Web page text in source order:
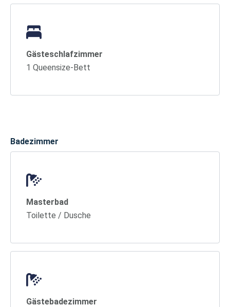
Gästeschlafzimmer
1 Queensize-Bett
Badezimmer
Masterbad
Toilette / Dusche
Gästebadezimmer